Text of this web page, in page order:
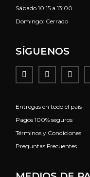
Sábado 10:15 a 13:00
Domingo: Cerrado
SÍGUENOS
Entregas en todo el país
Pagos 100% seguros
Términos y Condiciones
Preguntas Frecuentes